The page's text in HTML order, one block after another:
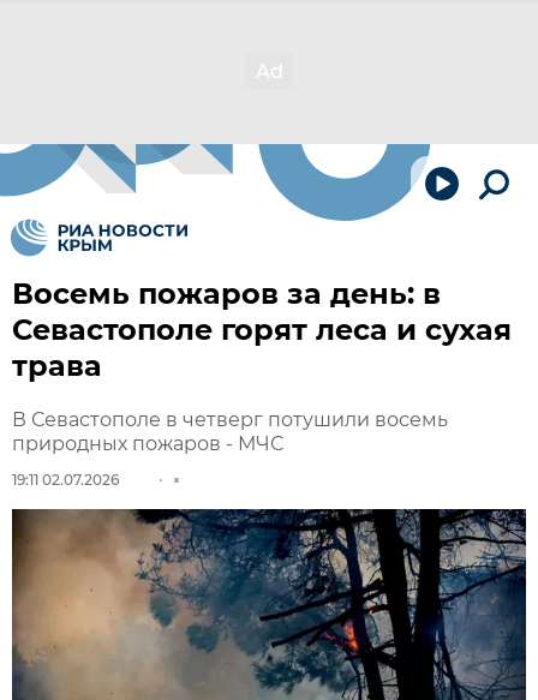
Восемь пожаров за день: в
Севастополе горят леса и сухая
трава
В Севастополе в четверг потушили восемь
природных пожаров - МЧС
19:11 02.07.2026